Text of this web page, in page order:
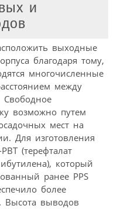
и
выходные
благодаря тому,
многочисленные
между
возможно путем
мест на
Для изготовления
(терефталат
который
ранее PPS
более
выводов